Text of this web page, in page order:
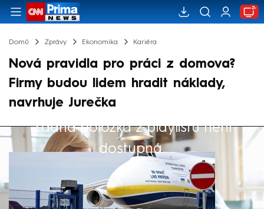
Domů Zprávy Ekonomika Kariéra
Nová pravidla pro práci z domova?
Firmy budou lidem hradit náklady,
navrhuje Jurečka
Žádná položka z playlistu není
dostupná.
Výběr redakce